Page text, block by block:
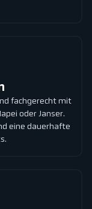
fachgerecht mit
oder Janser.
eine dauerhafte